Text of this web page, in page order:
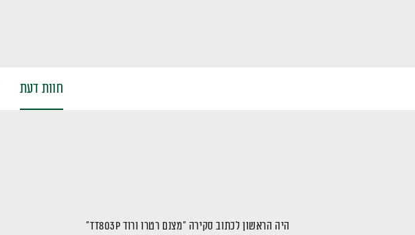
חוות דעת
היה הראשון לכתוב סקירה “מצנם רטרו ורוד TT803P”